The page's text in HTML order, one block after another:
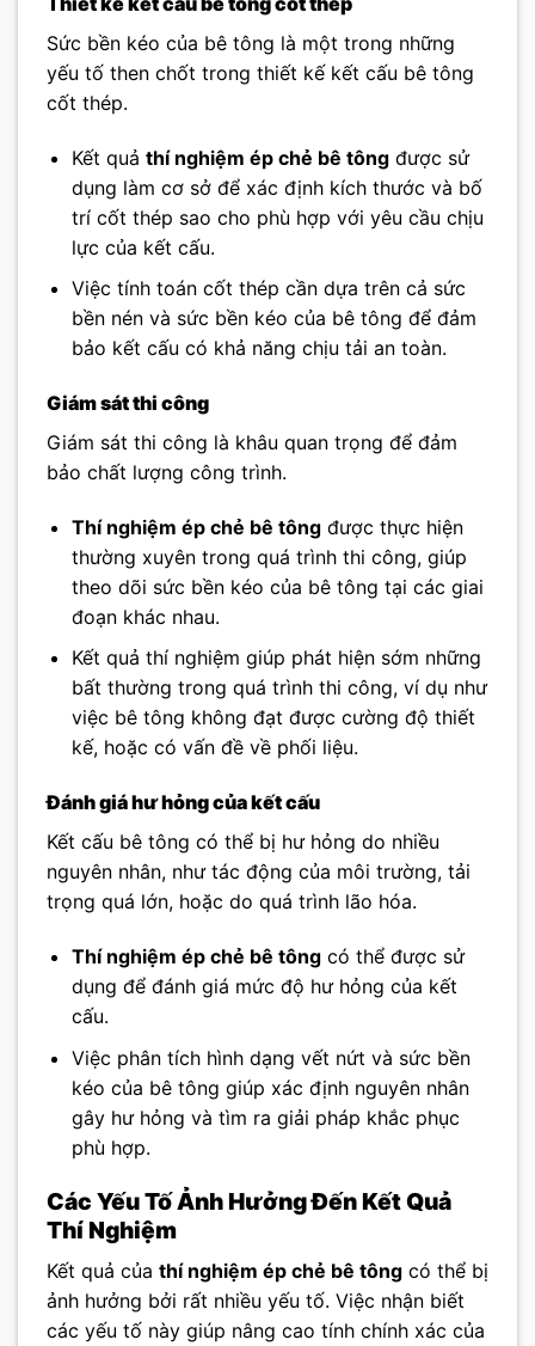
Sức bền kéo của bê tông là một trong những
yếu tố then chốt trong thiết kế kết cấu bê tông
cốt thép.
Kết quả thí nghiệm ép chẻ bê tôngđược sử
dụng làm cơ sở để xác định kích thước và bố
trí cốt thép sao cho phù hợp với yêu cầu chịu
lực của kết cấu.
Việc tính toán cốt thép cần dựa trên cả sức
bền nén và sức bền kéo của bê tông để đảm
bảo kết cấu có khả năng chịu tải an toàn.
Giám sát thi công
Giám sát thi công là khâu quan trọng để đảm
bảo chất lượng công trình.
Thí nghiệm ép chẻ bê tôngđược thực hiện
thường xuyên trong quá trình thi công, giúp
theo dõi sức bền kéo của bê tông tại các giai
đoạn khác nhau.
Kết quả thí nghiệm giúp phát hiện sớm những
bất thường trong quá trình thi công, ví dụ như
việc bê tông không đạt được cường độ thiết
kế, hoặc có vấn đề về phối liệu.
Đánh giá hư hỏng của kết cấu
Kết cấu bê tông có thể bị hư hỏng do nhiều
nguyên nhân, như tác động của môi trường, tải
trọng quá lớn, hoặc do quá trình lão hóa.
Thí nghiệm ép chẻ bê tôngcó thể được sử
dụng để đánh giá mức độ hư hỏng của kết
cấu.
Việc phân tích hình dạng vết nứt và sức bền
kéo của bê tông giúp xác định nguyên nhân
gây hư hỏng và tìm ra giải pháp khắc phục
phù hợp.
Các Yếu Tố Ảnh Hưởng Đến Kết Quả
Thí Nghiệm
Kết quả của thí nghiệm ép chẻ bê tông có thể bị
ảnh hưởng bởi rất nhiều yếu tố. Việc nhận biết
các yếu tố này giúp nâng cao tính chính xác của